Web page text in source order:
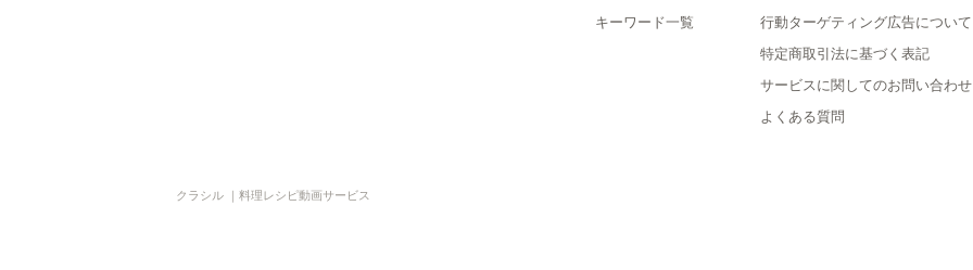
キーワード一覧
行動ターゲティング広告について
特定商取引法に基づく表記
サービスに関してのお問い合わせ
よくある質問
クラシル ｜料理レシピ動画サービス